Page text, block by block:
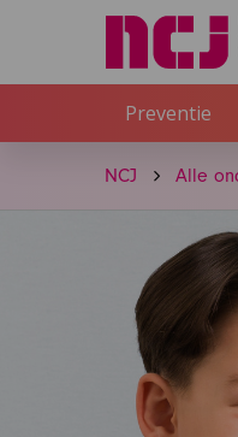
Preventie
NCJ Alle